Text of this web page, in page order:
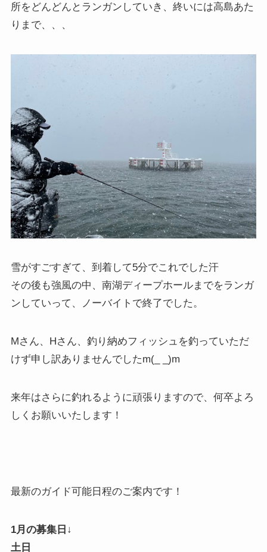
所をどんどんとランガンしていき、終いには高島あた
りまで、、、
雪がすごすぎて、到着して5分でこれでした汗
その後も強風の中、南湖ディープホールまでをランガ
ンしていって、ノーバイトで終了でした。
Mさん、Hさん、釣り納めフィッシュを釣っていただ
けず申し訳ありませんでしたm(_ _)m
来年はさらに釣れるように頑張りますので、何卒よろ
しくお願いいたします！
最新のガイド可能日程のご案内です！
1月の募集日↓
土日